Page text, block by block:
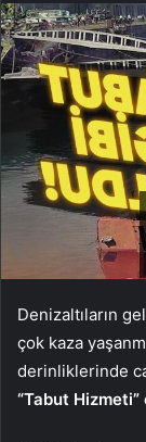
Denizaltıların
çok kaza
derinliklerinde
“Tabut Hizmeti”